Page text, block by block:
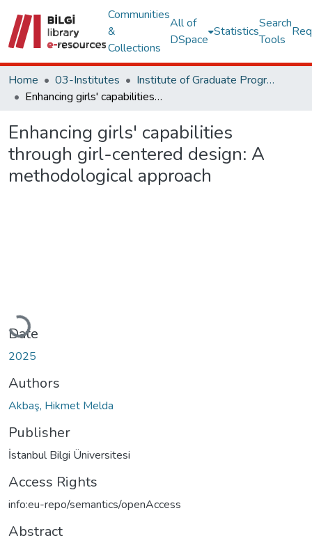
Communities
&
Collections
All of
DSpace
Statistics
Search
Tools
Home 03-Institutes
Institute of Graduate Programs Other Publications Collection
Enhancing girls' capabilities through girl-centered design: A methodological approach
Enhancing girls' capabilities
through girl-centered design: A
methodological approach
Loading...
Date
2025
Authors
Akbaş, Hikmet Melda
Publisher
İstanbul Bilgi Üniversitesi
Access Rights
info:eu-repo/semantics/openAccess
Abstract